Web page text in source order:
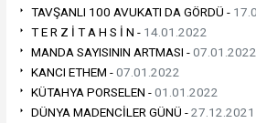
TAVŞANLI 100 AVUKATI DA GÖRDÜ -
T E R Z İ T A H S İ N - 14.01.2022
MANDA SAYISININ ARTMASI -07.01.2022
KANCI ETHEM -07.01.2022
KÜTAHYA PORSELEN -01.01.2022
DÜNYA MADENCİLER GÜNÜ -27.12.2021